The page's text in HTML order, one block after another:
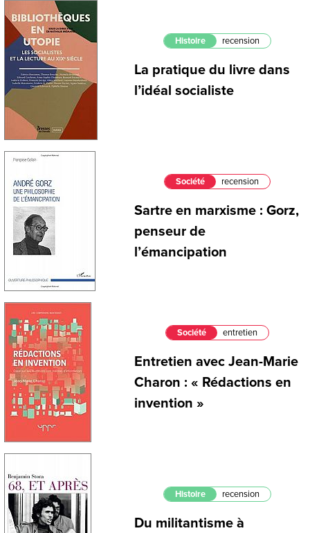
Histoire recension
La pratique du livre dans
l’idéal socialiste
Société recension
Sartre en marxisme : Gorz,
penseur de
l’émancipation
Société entretien
Entretien avec Jean-Marie
Charon : « Rédactions en
invention »
Histoire recension
Du militantisme à